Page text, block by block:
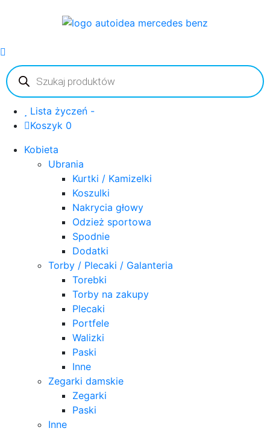
Wyszukiwarka
produktów
Lista życzeń -
Koszyk 0
Kobieta
Ubrania
Kurtki / Kamizelki
Koszulki
Nakrycia głowy
Odzież sportowa
Spodnie
Dodatki
Torby / Plecaki / Galanteria
Torebki
Torby na zakupy
Plecaki
Portfele
Walizki
Paski
Inne
Zegarki damskie
Zegarki
Paski
Inne